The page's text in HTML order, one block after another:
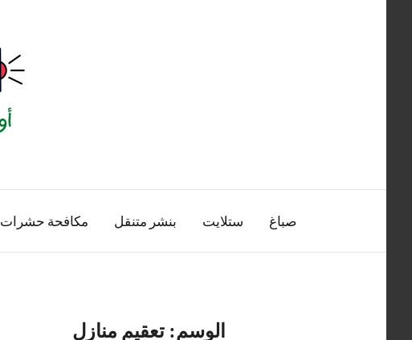
صباغ ستلايت بنشر متنقل مكافحة حشرات
الوسم: تعقيم منازل